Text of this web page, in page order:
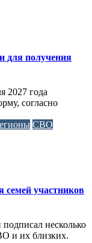
для получения
2027 года
согласно
СВО
семей участников
несколько
и их близких.